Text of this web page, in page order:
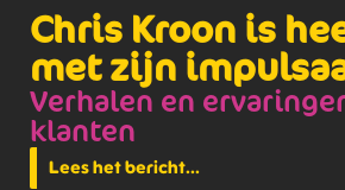
Chris Kroon is
met zijn
Verhalen en
klanten
Lees het bericht...